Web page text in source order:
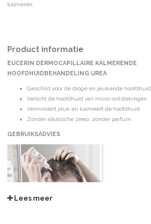
kalmeren.
Product informatie
EUCERIN DERMOCAPILLAIRE KALMERENDE
HOOFDHUIDBEHANDELING UREA
Geschikt voor de droge en jeukende hoofdhuid
Verlicht de hoofdhuid van micro-ontstekingen
Vermindert jeuk en kalmeert de hoofdhuid
Zonder alkalische zeep, zonder parfum
GEBRUIKSADVIES
Lees meer